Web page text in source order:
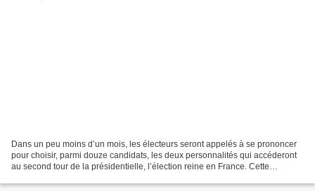
Dans un peu moins d’un mois, les électeurs seront appelés à se prononcer
pour choisir, parmi douze candidats, les deux personnalités qui accéderont
au second tour de la présidentielle, l’élection reine en France. Cette